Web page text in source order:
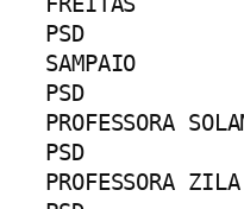
PSD		55321	MOISES
SAMPAIO
PSD		55455
PROFESSORA
PSD		55222
PROFESSORA ZILA